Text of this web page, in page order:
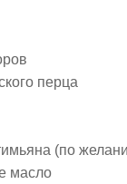
перца
(по
масло